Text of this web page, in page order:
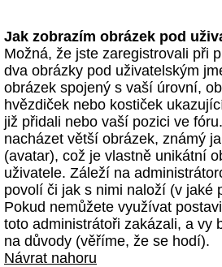
Jak zobrazím obrázek pod
Možná, že jste zaregistrovali při
dva obrázky pod uživatelským
obrázek spojený s vaší úrovní,
hvězdiček nebo kostiček
již přidali nebo vaší pozici ve
nacházet větší obrázek, známý
(avatar), což je vlastně unikátní
uživatele. Záleží na
povolí či jak s nimi naloží (v jaké
Pokud nemůžete využívat
toto administrátoři zakázali, a vy
na důvody (věříme, že se hodí).
Návrat nahoru